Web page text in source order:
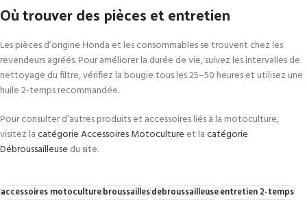
Où trouver des pièces et entretien
Les pièces d’origine Honda et les consommables se trouvent chez les
revendeurs agréés. Pour améliorer la durée de vie, suivez les intervalles de
nettoyage du filtre, vérifiez la bougie tous les 25–50 heures et utilisez une
huile 2‑temps recommandée.
Pour consulter d’autres produits et accessoires liés à la motoculture,
visitez lacatégorie Accessoires Motoculture et lacatégorie
Débroussailleuse du site.
accessoires motoculturebroussaillesdebroussailleuseentretien 2-temps